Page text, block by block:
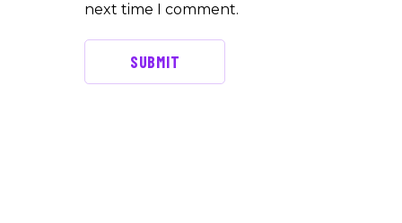
next time I comment.
SUBMIT